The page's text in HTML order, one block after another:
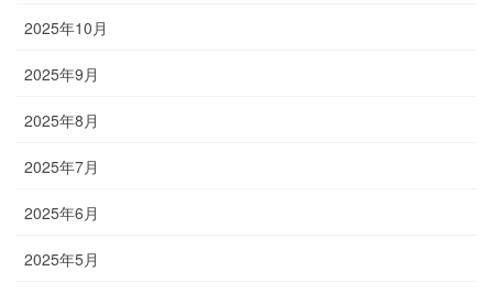
2025年10月
2025年9月
2025年8月
2025年7月
2025年6月
2025年5月